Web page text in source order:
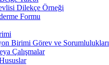
Dilekçe Örneği
Formu
Birimi Görev ve Sorumlulukları
Çalışmalar